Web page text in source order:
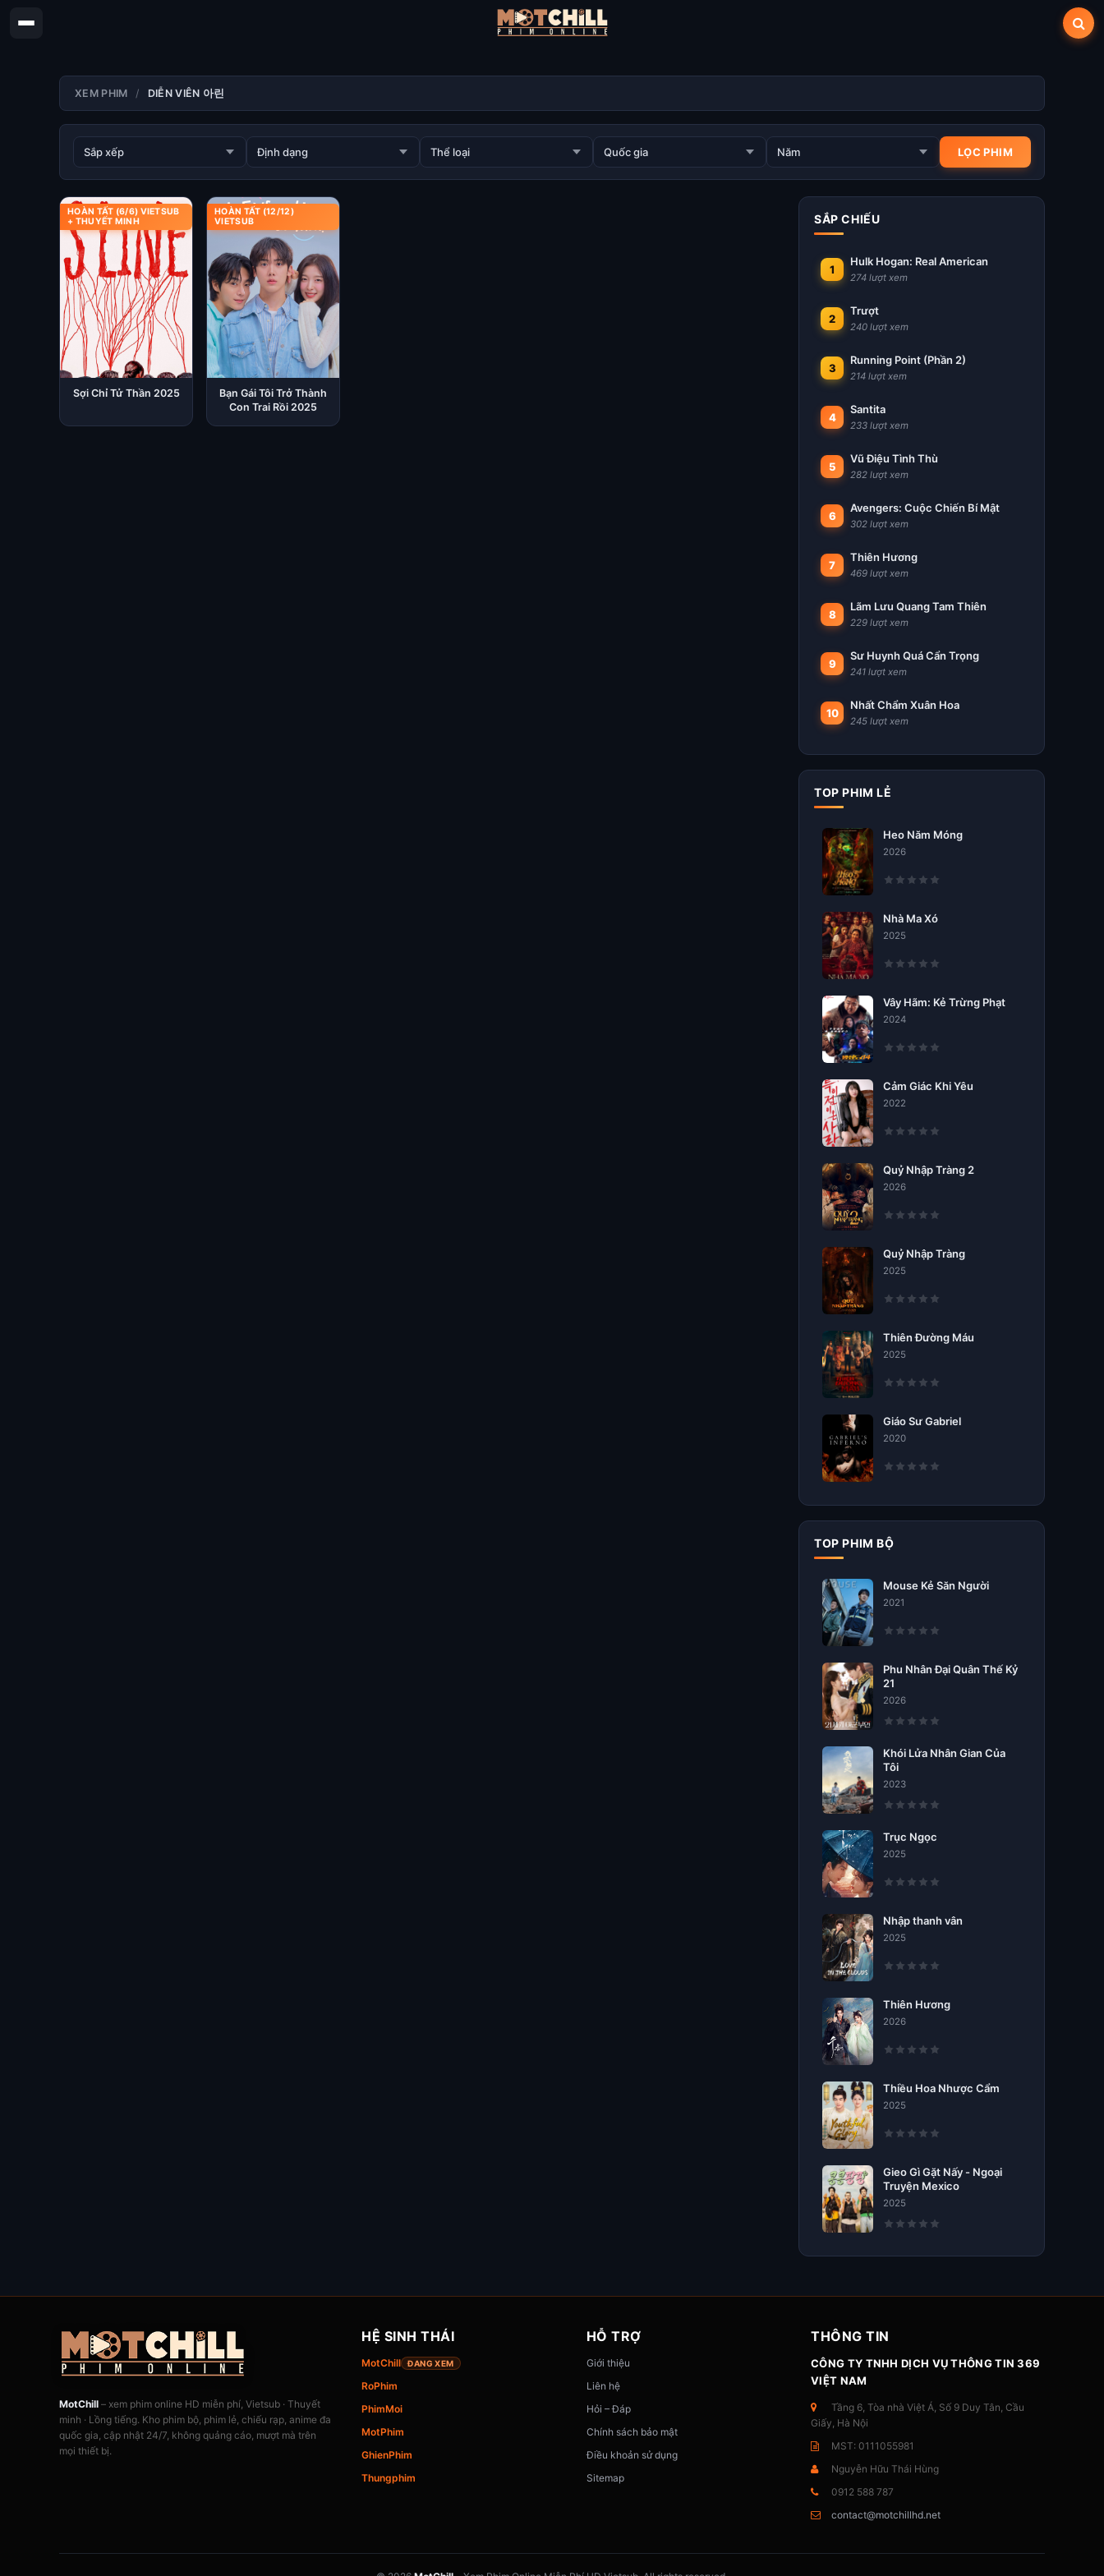
XEM PHIM DIỄN VIÊN 아린
HOÀN TẤT (6/6) VIETSUB
+ THUYẾT MINH
Sợi Chỉ Tử Thần 2025
HOÀN TẤT (12/12)
VIETSUB
Bạn Gái Tôi Trở Thành
Con Trai Rồi 2025
SẮP CHIẾU
1
Hulk Hogan: Real American
274 lượt xem
2
Trượt
240 lượt xem
3
Running Point (Phần 2)
214 lượt xem
4
Santita
233 lượt xem
5
Vũ Điệu Tình Thù
282 lượt xem
6
Avengers: Cuộc Chiến Bí Mật
302 lượt xem
7
Thiên Hương
469 lượt xem
8
Lãm Lưu Quang Tam Thiên
229 lượt xem
9
Sư Huynh Quá Cẩn Trọng
241 lượt xem
10
Nhất Chẩm Xuân Hoa
245 lượt xem
TOP PHIM LẺ
Heo Năm Móng
2026
Nhà Ma Xó
2025
Vây Hãm: Kẻ Trừng Phạt
2024
Cảm Giác Khi Yêu
2022
Quỷ Nhập Tràng 2
2026
Quỷ Nhập Tràng
2025
Thiên Đường Máu
2025
Giáo Sư Gabriel
2020
TOP PHIM BỘ
Mouse Kẻ Săn Người
2021
Phu Nhân Đại Quân Thế Kỷ
21
2026
Khói Lửa Nhân Gian Của
Tôi
2023
Trục Ngọc
2025
Nhập thanh vân
2025
Thiên Hương
2026
Thiều Hoa Nhược Cẩm
2025
Gieo Gì Gặt Nấy - Ngoại
Truyện Mexico
2025
MotChill – xem phim online HD miễn phí, Vietsub · Thuyết
minh · Lồng tiếng. Kho phim bộ, phim lẻ, chiếu rạp, anime đa
quốc gia, cập nhật 24/7, không quảng cáo, mượt mà trên
mọi thiết bị.
HỆ SINH THÁI
MotChill ĐANG XEM
RoPhim
PhimMoi
MotPhim
GhienPhim
Thungphim
HỖ TRỢ
Giới thiệu
Liên hệ
Hỏi – Đáp
Chính sách bảo mật
Điều khoản sử dụng
Sitemap
THÔNG TIN
CÔNG TY TNHH DỊCH VỤ THÔNG TIN 369
VIỆT NAM
Tầng 6, Tòa nhà Việt Á, Số 9 Duy Tân, Cầu
Giấy, Hà Nội
MST: 0111055981
Nguyễn Hữu Thái Hùng
0912 588 787
contact@motchillhd.net